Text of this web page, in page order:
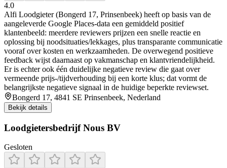
4.0
Alfi Loodgieter (Bongerd 17, Prinsenbeek) heeft op basis van de
aangeleverde Google Places-data een gemiddeld positief
klantenbeeld: meerdere reviewers prijzen een snelle reactie en
oplossing bij noodsituaties/lekkages, plus transparante communicatie
vooraf over kosten en werkzaamheden. De overwegend positieve
feedback wijst daarnaast op vakmanschap en klantvriendelijkheid.
Er is echter ook één duidelijke negatieve review die gaat over
vermeende prijs-/tijdverhouding bij een korte klus; dat vormt de
belangrijkste negatieve signaal in de huidige beperkte reviewset.
Bongerd 17, 4841 SE Prinsenbeek, Nederland
Bekijk details
Loodgietersbedrijf Nous BV
Gesloten